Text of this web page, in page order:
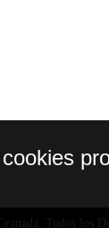
Todos los